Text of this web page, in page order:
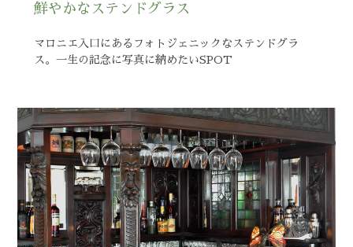
鮮やかなステンドグラス
マロニエ入口にあるフォトジェニックなステンドグラ
ス。一生の記念に写真に納めたいSPOT